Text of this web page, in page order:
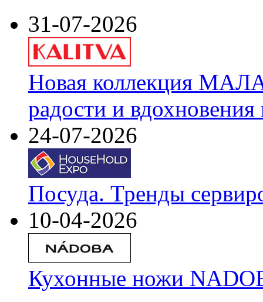
31-07-2026
Новая коллекция
радости и
24-07-2026
Посуда. Тренды
10-04-2026
Кухонные ножи